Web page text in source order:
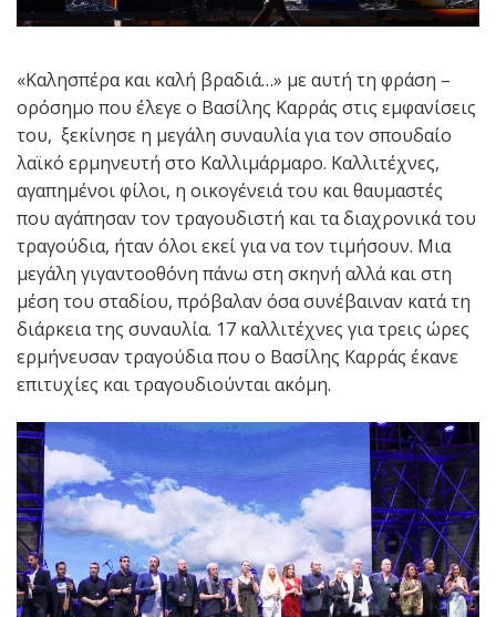
«Καλησπέρα και καλή βραδιά…» με αυτή τη φράση –
ορόσημο που έλεγε ο Βασίλης Καρράς στις εμφανίσεις
του, ξεκίνησε η μεγάλη συναυλία για τον σπουδαίο
λαϊκό ερμηνευτή στο Καλλιμάρμαρο. Καλλιτέχνες,
αγαπημένοι φίλοι, η οικογένειά του και θαυμαστές
που αγάπησαν τον τραγουδιστή και τα διαχρονικά του
τραγούδια, ήταν όλοι εκεί για να τον τιμήσουν. Μια
μεγάλη γιγαντοοθόνη πάνω στη σκηνή αλλά και στη
μέση του σταδίου, πρόβαλαν όσα συνέβαιναν κατά τη
διάρκεια της συναυλία. 17 καλλιτέχνες για τρεις ώρες
ερμήνευσαν τραγούδια που ο Βασίλης Καρράς έκανε
επιτυχίες και τραγουδιούνται ακόμη.